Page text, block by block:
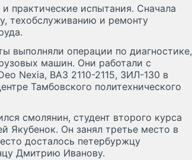
практические испытания. Сначала
техобслуживанию и ремонту
выполняли операции по диагностике,
машин. Они работали с
Nexia, ВАЗ 2110-2115, ЗИЛ-130 в
Тамбовского политехнического
смолянин, студент второго курса
Якубенок. Он занял третье место в
досталось петербуржцу
Дмитрию Иванову.